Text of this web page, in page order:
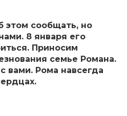
этом сообщать, но
8 января его
Приносим
семье Романа.
вами. Рома навсегда